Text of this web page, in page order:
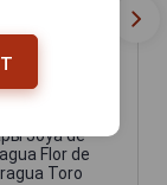
Joya de
Flor de
Toro